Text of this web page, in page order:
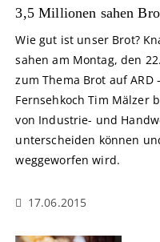
3,5 Millionen sahen
Wie gut ist unser Brot?
sahen am Montag, den
zum Thema Brot auf
Fernsehkoch Tim Mälzer
von Industrie- und
unterscheiden können
weggeworfen wird.
17.06.2015